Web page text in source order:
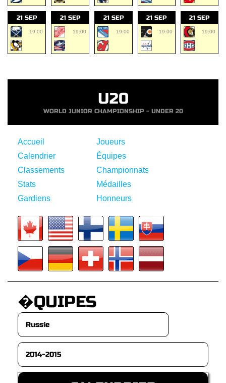
21 SEP
19:00
21 SEP
19:00
21 SEP
19:00
21 SEP
19:00
21 SEP
19:00
U20
WORLD JUNIOR CHAMPIONSHIP - UNDER 20
Accueil
Calendrier
Classements
Stats
Gardiens
Joueurs
Équipes
Championnats
Médailles
Honneurs
�QUIPES